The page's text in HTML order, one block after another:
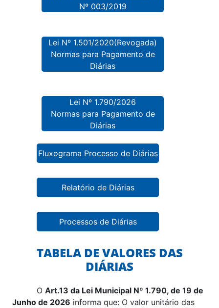
Nº 003/2019
Lei Nº 1.501/2020(Revogada)
Normas para Pagamento de
Diárias
Lei Nº 1.790/2026
Normas para Pagamento de
Diárias
Fluxograma Processo de Diárias
Relatório de Diárias
Processos de Diárias
TABELA DE VALORES DAS
DIÁRIAS
O Art.13 da Lei Municipal Nº 1.790, de 19 de
Junho de 2026 informa que: O valor unitário das